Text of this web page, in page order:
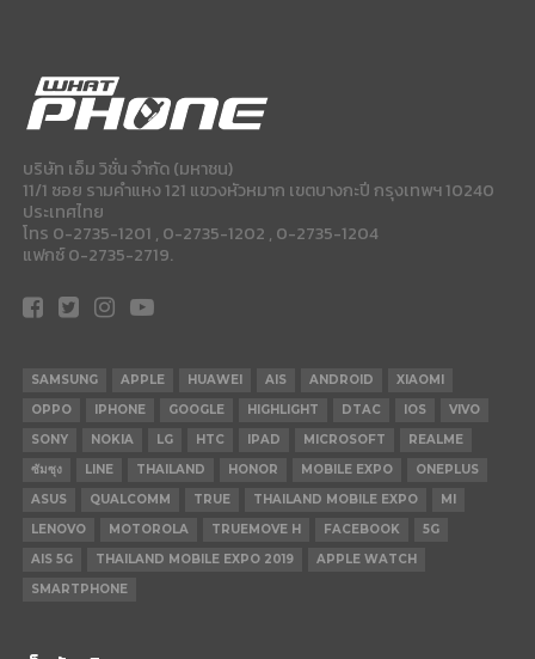
บริษัท เอ็ม วิชั่น จำกัด (มหาชน)
11/1 ซอย รามคำแหง 121 แขวงหัวหมาก เขตบางกะปี กรุงเทพฯ 10240
ประเทศไทย
โทร 0-2735-1201 , 0-2735-1202 , 0-2735-1204
แฟกซ์ 0-2735-2719.
SAMSUNG APPLE HUAWEI AIS ANDROID
XIAOMI
OPPO
IPHONE GOOGLE HIGHLIGHT DTAC IOS
VIVO
SONY
NOKIA LG HTC IPAD MICROSOFT
REALME
ซัมซุง
LINE THAILAND HONOR MOBILE EXPO
ONEPLUS
ASUS
QUALCOMM TRUE THAILAND MOBILE EXPO
MI
LENOVO
MOTOROLA TRUEMOVE H FACEBOOK
5G
AIS 5G
THAILAND MOBILE EXPO 2019
APPLE WATCH
SMARTPHONE